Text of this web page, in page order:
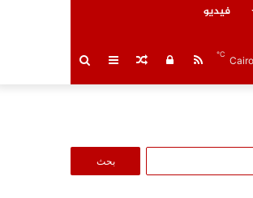
فيديو
بحث عمود مقالتسجيل RSS Cairo
℃
عن: